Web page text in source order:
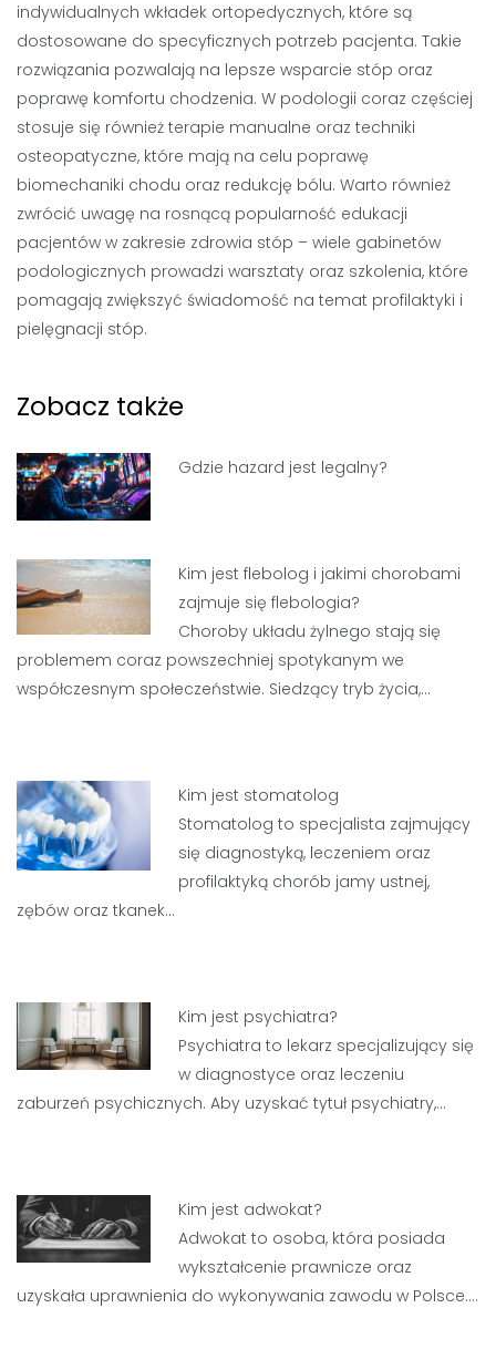
indywidualnych wkładek ortopedycznych, które są
dostosowane do specyficznych potrzeb pacjenta. Takie
rozwiązania pozwalają na lepsze wsparcie stóp oraz
poprawę komfortu chodzenia. W podologii coraz częściej
stosuje się również terapie manualne oraz techniki
osteopatyczne, które mają na celu poprawę
biomechaniki chodu oraz redukcję bólu. Warto również
zwrócić uwagę na rosnącą popularność edukacji
pacjentów w zakresie zdrowia stóp – wiele gabinetów
podologicznych prowadzi warsztaty oraz szkolenia, które
pomagają zwiększyć świadomość na temat profilaktyki i
pielęgnacji stóp.
Zobacz także
Gdzie hazard jest legalny?
Kim jest flebolog i jakimi chorobami
zajmuje się flebologia?
Choroby układu żylnego stają się
problemem coraz powszechniej spotykanym we
współczesnym społeczeństwie. Siedzący tryb życia,…
Kim jest stomatolog
Stomatolog to specjalista zajmujący
się diagnostyką, leczeniem oraz
profilaktyką chorób jamy ustnej,
zębów oraz tkanek…
Kim jest psychiatra?
Psychiatra to lekarz specjalizujący się
w diagnostyce oraz leczeniu
zaburzeń psychicznych. Aby uzyskać tytuł psychiatry,…
Kim jest adwokat?
Adwokat to osoba, która posiada
wykształcenie prawnicze oraz
uzyskała uprawnienia do wykonywania zawodu w Polsce.…